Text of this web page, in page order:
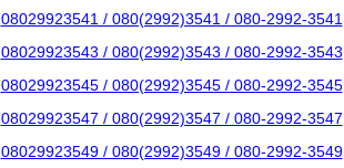
08029923541 / 080(2992)3541 / 080-2992-3541
08029923543 / 080(2992)3543 / 080-2992-3543
08029923545 / 080(2992)3545 / 080-2992-3545
08029923547 / 080(2992)3547 / 080-2992-3547
08029923549 / 080(2992)3549 / 080-2992-3549